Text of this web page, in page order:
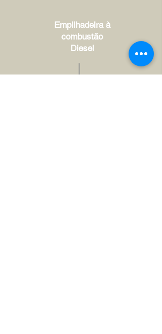
Empilhadeira à
combustão
Diesel